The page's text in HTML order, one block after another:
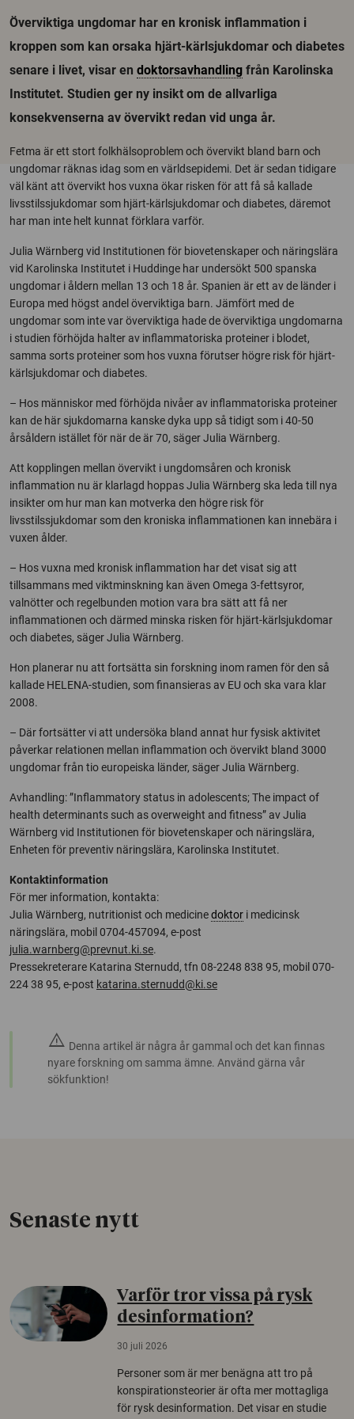
Överviktiga ungdomar har en kronisk inflammation i
kroppen som kan orsaka hjärt-kärlsjukdomar och diabetes
senare i livet, visar en doktorsavhandling från Karolinska
Institutet. Studien ger ny insikt om de allvarliga
konsekvenserna av övervikt redan vid unga år.
Fetma är ett stort folkhälsoproblem och övervikt bland barn och
ungdomar räknas idag som en världsepidemi. Det är sedan tidigare
väl känt att övervikt hos vuxna ökar risken för att få så kallade
livsstilssjukdomar som hjärt-kärlsjukdomar och diabetes, däremot
har man inte helt kunnat förklara varför.
Julia Wärnberg vid Institutionen för biovetenskaper och näringslära
vid Karolinska Institutet i Huddinge har undersökt 500 spanska
ungdomar i åldern mellan 13 och 18 år. Spanien är ett av de länder i
Europa med högst andel överviktiga barn. Jämfört med de
ungdomar som inte var överviktiga hade de överviktiga ungdomarna
i studien förhöjda halter av inflammatoriska proteiner i blodet,
samma sorts proteiner som hos vuxna förutser högre risk för hjärt-
kärlsjukdomar och diabetes.
– Hos människor med förhöjda nivåer av inflammatoriska proteiner
kan de här sjukdomarna kanske dyka upp så tidigt som i 40-50
årsåldern istället för när de är 70, säger Julia Wärnberg.
Att kopplingen mellan övervikt i ungdomsåren och kronisk
inflammation nu är klarlagd hoppas Julia Wärnberg ska leda till nya
insikter om hur man kan motverka den högre risk för
livsstilssjukdomar som den kroniska inflammationen kan innebära i
vuxen ålder.
– Hos vuxna med kronisk inflammation har det visat sig att
tillsammans med viktminskning kan även Omega 3-fettsyror,
valnötter och regelbunden motion vara bra sätt att få ner
inflammationen och därmed minska risken för hjärt-kärlsjukdomar
och diabetes, säger Julia Wärnberg.
Hon planerar nu att fortsätta sin forskning inom ramen för den så
kallade HELENA-studien, som finansieras av EU och ska vara klar
2008.
– Där fortsätter vi att undersöka bland annat hur fysisk aktivitet
påverkar relationen mellan inflammation och övervikt bland 3000
ungdomar från tio europeiska länder, säger Julia Wärnberg.
Avhandling: ”Inflammatory status in adolescents; The impact of
health determinants such as overweight and fitness” av Julia
Wärnberg vid Institutionen för biovetenskaper och näringslära,
Enheten för preventiv näringslära, Karolinska Institutet.
Kontaktinformation
För mer information, kontakta:
Julia Wärnberg, nutritionist och medicinedoktor i medicinsk
näringslära, mobil 0704-457094, e-post
julia.warnberg@prevnut.ki.se.
Pressekreterare Katarina Sternudd, tfn 08-2248 838 95, mobil 070-
224 38 95, e-post katarina.sternudd@ki.se
warning Denna artikel är några år gammal och det kan finnas
nyare forskning om samma ämne. Använd gärna vår
sökfunktion!
Senaste nytt
Varför tror vissa på rysk
desinformation?
30 juli 2026
Personer som är mer benägna att tro på
konspirationsteorier är ofta mer mottagliga
för rysk desinformation. Det visar en studie